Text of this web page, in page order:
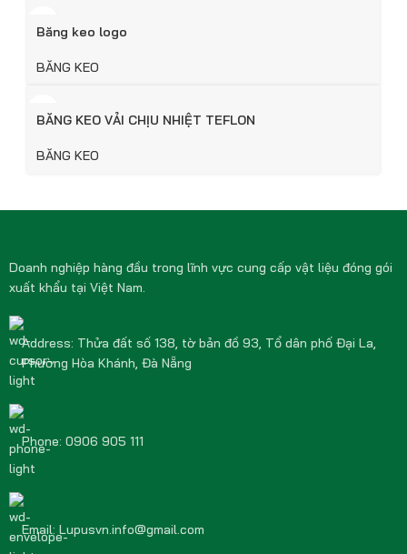
Băng keo logo
BĂNG KEO
BĂNG KEO VẢI CHỊU NHIỆT TEFLON
BĂNG KEO
Doanh nghiệp hàng đầu trong lĩnh vực cung cấp vật liệu đóng gói
xuất khẩu tại Việt Nam.
Address: Thửa đất số 138, tờ bản đồ 93, Tổ dân phố Đại La,
Phường Hòa Khánh, Đà Nẵng
Phone: 0906 905 111
Email: Lupusvn.info@gmail.com